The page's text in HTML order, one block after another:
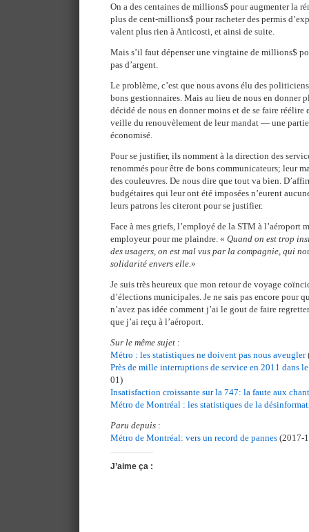
On a des centaines de millions$ pour augmenter la
plus de cent-millions$ pour racheter des permis
valent plus rien à Anticosti, et ainsi de suite.
Mais s’il faut dépenser une vingtaine de millions$
pas d’argent.
Le problème, c’est que nous avons élu des
bons gestionnaires. Mais au lieu de nous en donner
décidé de nous en donner moins et de se faire
veille du renouvèlement de leur mandat — une
économisé.
Pour se justifier, ils nomment à la direction des
renommés pour être de bons communicateurs; leur
des couleuvres. De nous dire que tout va bien.
budgétaires qui leur ont été imposées n’eurent
leurs patrons les citeront pour se justifier.
Face à mes griefs, l’employé de la STM à l’aéroport
employeur pour me plaindre. « Quand on est trop
des usagers, on est mal vus par la compagnie, qui
solidarité envers elle. »
Je suis très heureux que mon retour de voyage
d’élections municipales. Je ne sais pas encore pour
n’avez pas idée comment j’ai le gout de faire
que j’ai reçu à l’aéroport.
Sur le même sujet :
Métro : les statistiques ne doivent pas nous aveugler
Près de mille interruptions de service en 2011 dans
01)
Insatisfaction croissante sur la 747: la faute aux
Métro de Montréal : les statistiques de la
Paru depuis :
Métro de Montréal: vers un record de pannes (2017-
J’aime ça :